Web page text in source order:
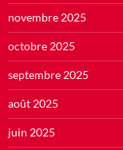
novembre 2025
octobre 2025
septembre 2025
août 2025
juin 2025